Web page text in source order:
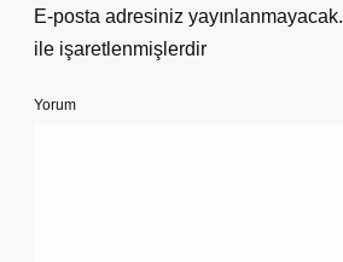
E-posta adresiniz yayınlanmayacak.
ile işaretlenmişlerdir
Yorum